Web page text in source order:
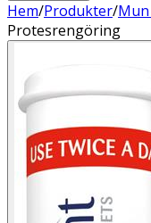
Hem/Produkter/
Protesrengöring